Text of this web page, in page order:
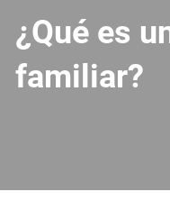
¿Qué es
familiar?